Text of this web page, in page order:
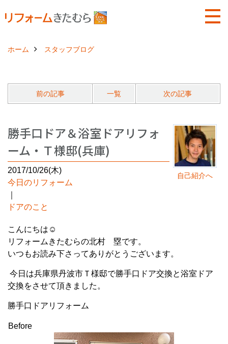
ホーム スタッフブログ
前の記事 一覧 次の記事
自己紹介へ
勝手口ドア＆浴室ドアリフォ
ーム・Ｔ様邸(兵庫)
2017/10/26(木)
今日のリフォーム
ドアのこと
こんにちは☺
リフォームきたむらの北村 塁です。
いつもお読み下さってありがとうございます。
今日は兵庫県丹波市Ｔ様邸で勝手口ドア交換と浴室ドア
交換をさせて頂きました。
勝手口ドアリフォーム
Before